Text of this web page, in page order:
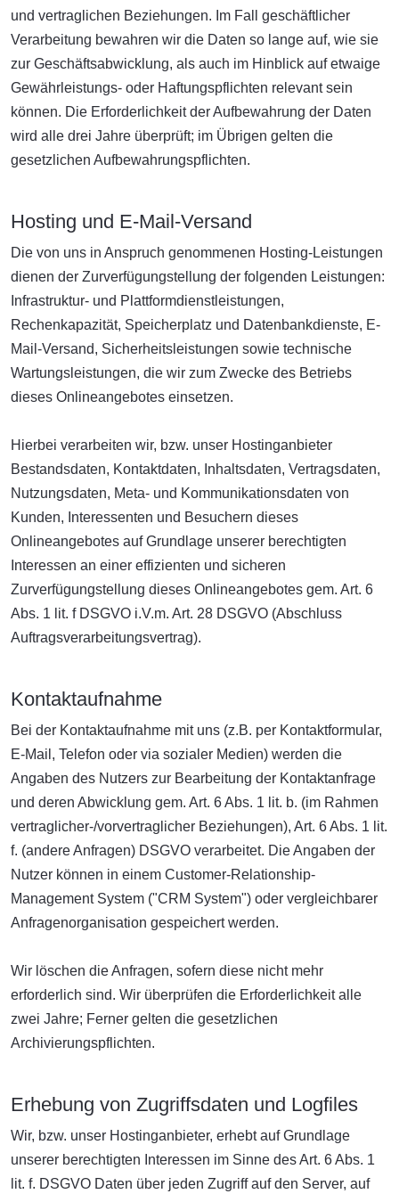
und vertraglichen Beziehungen. Im Fall geschäftlicher
Verarbeitung bewahren wir die Daten so lange auf, wie sie
zur Geschäftsabwicklung, als auch im Hinblick auf etwaige
Gewährleistungs- oder Haftungspflichten relevant sein
können. Die Erforderlichkeit der Aufbewahrung der Daten
wird alle drei Jahre überprüft; im Übrigen gelten die
gesetzlichen Aufbewahrungspflichten.
Hosting und E-Mail-Versand
Die von uns in Anspruch genommenen Hosting-Leistungen
dienen der Zurverfügungstellung der folgenden Leistungen:
Infrastruktur- und Plattformdienstleistungen,
Rechenkapazität, Speicherplatz und Datenbankdienste, E-
Mail-Versand, Sicherheitsleistungen sowie technische
Wartungsleistungen, die wir zum Zwecke des Betriebs
dieses Onlineangebotes einsetzen.
Hierbei verarbeiten wir, bzw. unser Hostinganbieter
Bestandsdaten, Kontaktdaten, Inhaltsdaten, Vertragsdaten,
Nutzungsdaten, Meta- und Kommunikationsdaten von
Kunden, Interessenten und Besuchern dieses
Onlineangebotes auf Grundlage unserer berechtigten
Interessen an einer effizienten und sicheren
Zurverfügungstellung dieses Onlineangebotes gem. Art. 6
Abs. 1 lit. f DSGVO i.V.m. Art. 28 DSGVO (Abschluss
Auftragsverarbeitungsvertrag).
Kontaktaufnahme
Bei der Kontaktaufnahme mit uns (z.B. per Kontaktformular,
E-Mail, Telefon oder via sozialer Medien) werden die
Angaben des Nutzers zur Bearbeitung der Kontaktanfrage
und deren Abwicklung gem. Art. 6 Abs. 1 lit. b. (im Rahmen
vertraglicher-/vorvertraglicher Beziehungen), Art. 6 Abs. 1 lit.
f. (andere Anfragen) DSGVO verarbeitet. Die Angaben der
Nutzer können in einem Customer-Relationship-
Management System ("CRM System") oder vergleichbarer
Anfragenorganisation gespeichert werden.
Wir löschen die Anfragen, sofern diese nicht mehr
erforderlich sind. Wir überprüfen die Erforderlichkeit alle
zwei Jahre; Ferner gelten die gesetzlichen
Archivierungspflichten.
Erhebung von Zugriffsdaten und Logfiles
Wir, bzw. unser Hostinganbieter, erhebt auf Grundlage
unserer berechtigten Interessen im Sinne des Art. 6 Abs. 1
lit. f. DSGVO Daten über jeden Zugriff auf den Server, auf